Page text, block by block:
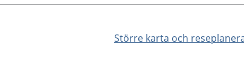
Större karta och